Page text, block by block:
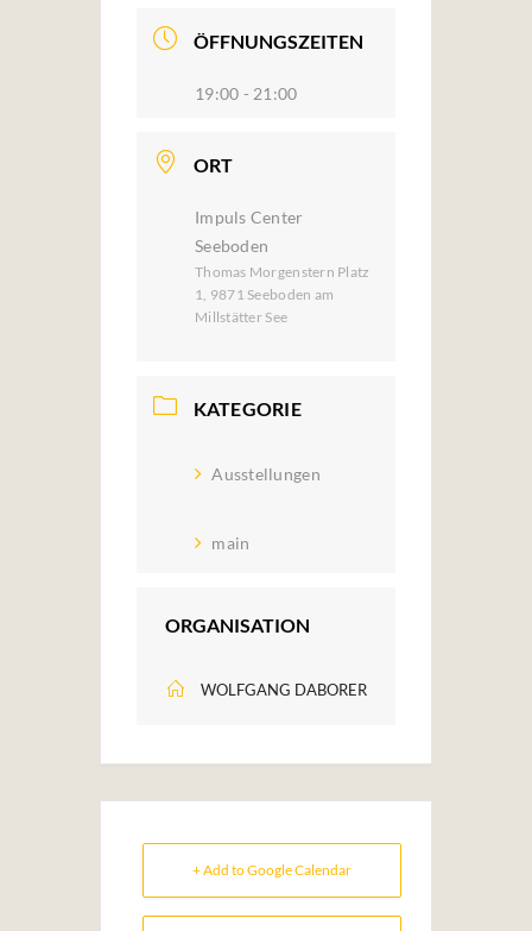
ÖFFNUNGSZEITEN
19:00 - 21:00
ORT
Impuls Center
Seeboden
Thomas Morgenstern Platz
1, 9871 Seeboden am
Millstätter See
KATEGORIE
Ausstellungen
main
ORGANISATION
WOLFGANG DABORER
+ Add to Google Calendar